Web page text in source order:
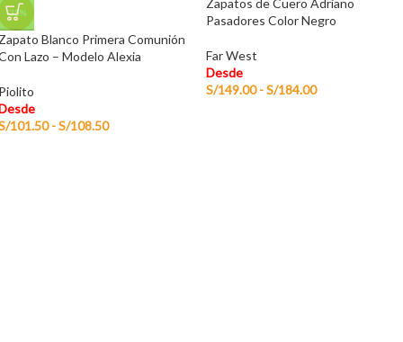
-35%
Blanco Primera Comunión
Lazo – Modelo Alexia
101.50 - S/108.50
Pasadores Color Negro
Far West
Desde
S/149.00 -S/184.00